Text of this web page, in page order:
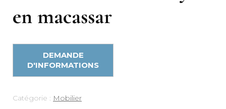
en macassar
Catégorie : Mobilier